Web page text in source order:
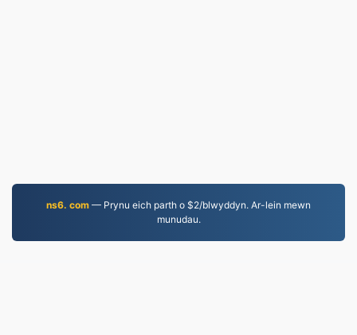
ns6. com — Prynu eich parth o $2/blwyddyn. Ar-lein mewn
munudau.